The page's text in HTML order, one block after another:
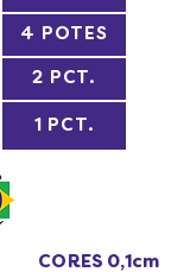
4 POTES
2 PCT.
1 PCT.
CORES 0,1cm